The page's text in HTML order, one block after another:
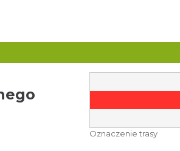
Oznaczenie trasy